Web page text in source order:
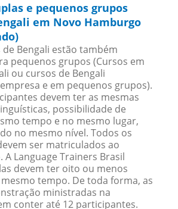
e pequenos grupos
em Novo Hamburgo
Bengali estão também
pequenos grupos (Cursos em
ou cursos de Bengali
e em pequenos grupos).
devem ter as mesmas
possibilidade de
tempo e no mesmo lugar,
no mesmo nível. Todos os
ser matriculados ao
Language Trainers Brasil
devem ter oito ou menos
tempo. De toda forma, as
ministradas na
conter até 12 participantes.